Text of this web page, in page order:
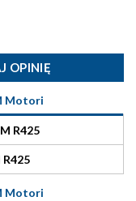
OPINIĘ
Motori
R425
Motori